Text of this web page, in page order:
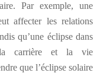
Par exemple, une
affecter les relations
qu’une éclipse dans
carrière et la vie
que l’éclipse solaire